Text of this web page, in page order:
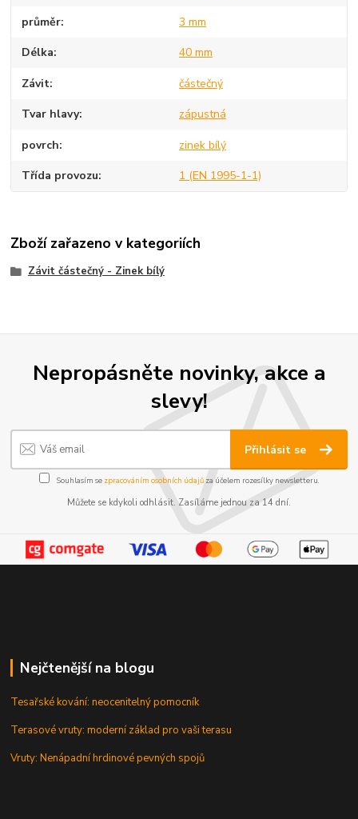
průměr 3 mm
Délka 40 mm
Závit částečný
Tvar hlavy zápustná
povrch zinek bílý
Třída provozu 1 (EN 1995-1-1)
Zboží zařazeno v kategoriích
Závit částečný - Zinek bílý
Nepropásněte novinky, akce a
slevy!
Přihlásit se
Souhlasím se zpracováním osobních údajůza účelem rozesílky newsletteru.
Můžete se kdykoli odhlásit. Zasíláme jednou za 14 dní.
Nejčtenější na blogu
Tesařské kování: neocenitelný pomocník
Terasové vruty: moderní základ pro vaši terasu
Vruty: Nenápadní hrdinové pevných spojů